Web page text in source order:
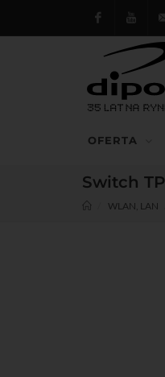
FacebookYoutube
OFERTA
Switch
WLAN, LAN